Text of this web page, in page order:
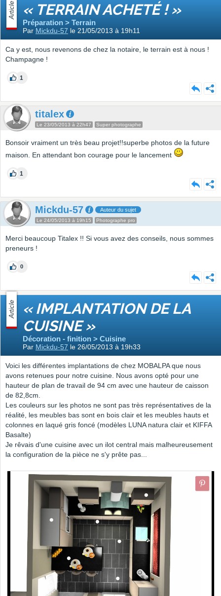
Article « TERRAIN ACHETÉ ! »
Préparation > Terrain
Par Mickdu-57 le 21/05/2013 à 19h11
Ca y est, nous revenons de chez la notaire, le terrain est à nous !
Champagne !
1
titalex
Le 23/05/2013 à 22h47 Super photographe
Bonsoir vraiment un très beau projet!!superbe photos de la future
maison. En attendant bon courage pour le lancement
1
Mickdu-57 Auteur du sujet
Le 24/05/2013 à 19h15 Photographe pro
Merci beaucoup Titalex !! Si vous avez des conseils, nous sommes
preneurs !
0
Article « IMPLANTATION DE LA
CUISINE »
Décoration - finition > Cuisine
Par Mickdu-57 le 26/05/2013 à 19h33
Voici les différentes implantations de chez MOBALPA que nous
avons retenues pour notre cuisine. Nous avons opté pour une
hauteur de plan de travail de 94 cm avec une hauteur de caisson
de 82,8cm.
Les couleurs sur les photos ne sont pas très représentatives de la
réalité, les meubles bas sont en bois clair et les meubles hauts et
colonnes en laqué gris foncé (modèles LUNA natura clair et KIFFA
Basalte)
Je rêvais d'une cuisine avec un ilot central mais malheureusement
la configuration de la pièce ne s'y prête pas...